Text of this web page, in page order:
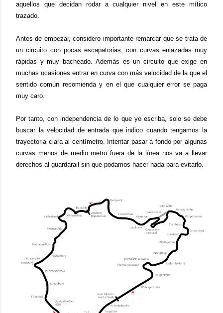
aquellos que decidan rodar a cualquier nivel en este mítico
trazado.
Antes de empezar, considero importante remarcar que se trata de
un circuito con pocas escapatorias, con curvas enlazadas muy
rápidas y muy bacheado. Además es un circuito que exige en
muchas ocasiones entrar en curva con más velocidad de la que el
sentido común recomienda y en el que cualquier error se paga
muy caro.
Por tanto, con independencia de lo que yo escriba, solo se debe
buscar la velocidad de entrada que indico cuando tengamos la
trayectoria clara al centímetro. Intentar pasar a fondo por algunas
curvas menos de medio metro fuera de la línea nos va a llevar
derechos al guardarail sin que podamos hacer nada para evitarlo.